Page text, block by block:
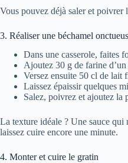
Vous pouvez déjà saler et poivrer
3. Réaliser une béchamel
Dans une casserole, faites
Ajoutez 30 g de farine
Versez ensuite 50 cl de lait
Laissez épaissir quelques
Salez, poivrez et ajoutez la
La texture idéale ? Une sauce qui
laissez cuire encore une minute.
4. Monter et cuire le gratin